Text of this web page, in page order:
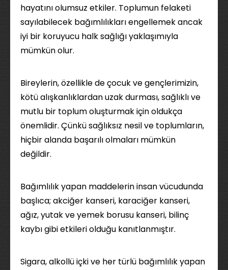
hayatını olumsuz etkiler. Toplumun felaketi
sayılabilecek bağımlılıkları engellemek ancak
iyi bir koruyucu halk sağlığı yaklaşımıyla
mümkün olur.
Bireylerin, özellikle de çocuk ve gençlerimizin,
kötü alışkanlıklardan uzak durması, sağlıklı ve
mutlu bir toplum oluşturmak için oldukça
önemlidir. Çünkü sağlıksız nesil ve toplumların,
hiçbir alanda başarılı olmaları mümkün
değildir.
Bağımlılık yapan maddelerin insan vücudunda
başlıca; akciğer kanseri, karaciğer kanseri,
ağız, yutak ve yemek borusu kanseri, bilinç
kaybı gibi etkileri olduğu kanıtlanmıştır.
Sigara, alkollü içki ve her türlü bağımlılık yapan